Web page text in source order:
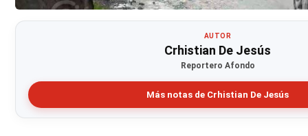
AUTOR
Crhistian De Jesús
Reportero Afondo
Más notas de Crhistian De Jesús